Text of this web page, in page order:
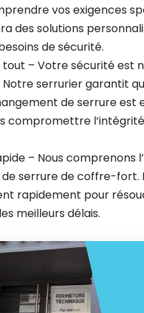
vos exigences
des solutions
de sécurité.
tout – Votre sécurité est
serrurier garantit
de serrure est
compromettre
– Nous comprenons
serrure de coffre-fort.
rapidement pour
meilleurs délais.